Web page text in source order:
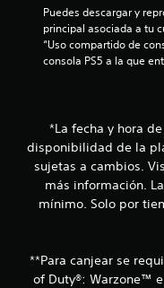
Puedes descargar y
principal asociada a tu
“Uso compartido de
consola PS5 a la que
*La fecha y hora
disponibilidad de la
sujetas a cambios.
más información.
mínimo. Solo por
**Para canjear se
of Duty®: Warzone™